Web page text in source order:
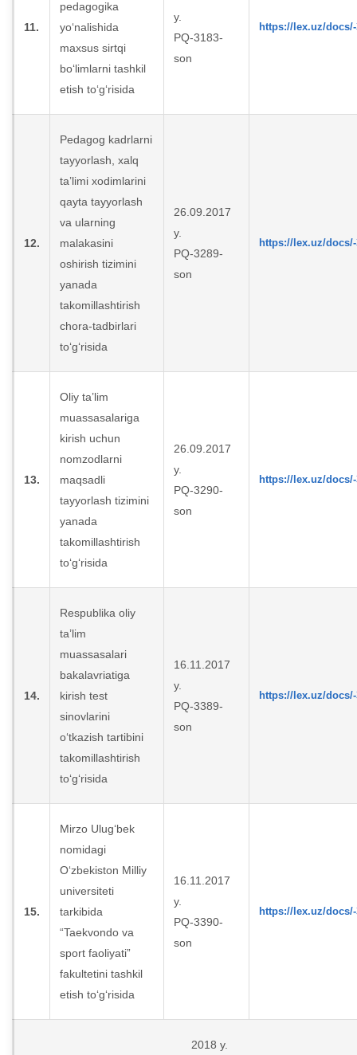
11.
pedagogika
yo‘nalishida
maxsus sirtqi
bo‘limlarni tashkil
etish to‘g‘risida
y.
PQ-3183-
son
https://lex.uz/docs/-
12.
Pedagog kadrlarni
tayyorlash, xalq
ta’limi xodimlarini
qayta tayyorlash
va ularning
malakasini
oshirish tizimini
yanada
takomillashtirish
chora-tadbirlari
to‘g‘risida
26.09.2017
y.
PQ-3289-
son
https://lex.uz/docs/-
13.
Oliy ta’lim
muassasalariga
kirish uchun
nomzodlarni
maqsadli
tayyorlash tizimini
yanada
takomillashtirish
to‘g‘risida
26.09.2017
y.
PQ-3290-
son
https://lex.uz/docs/-
14.
Respublika oliy
ta’lim
muassasalari
bakalavriatiga
kirish test
sinovlarini
o‘tkazish tartibini
takomillashtirish
to‘g‘risida
16.11.2017
y.
PQ-3389-
son
https://lex.uz/docs/-
15.
Mirzo Ulug‘bek
nomidagi
O‘zbekiston Milliy
universiteti
tarkibida
“Taekvondo va
sport faoliyati”
fakultetini tashkil
etish to‘g‘risida
16.11.2017
y.
PQ-3390-
son
https://lex.uz/docs/-
2018 y.